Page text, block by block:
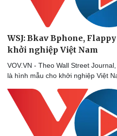
WSJ: Bkav Bphone,
khởi nghiệp Việt Nam
VOV.VN - Theo Wall Street
là hình mẫu cho khởi nghiệp Việt